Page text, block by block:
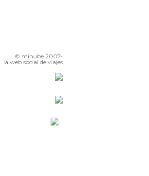
© minube 2007-
la web social de viajes